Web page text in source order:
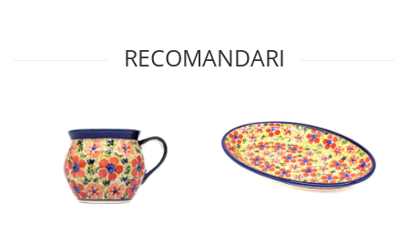
RECOMANDARI